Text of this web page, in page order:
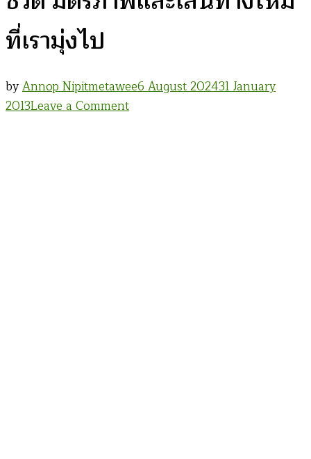
ที่เรามุ่งไป
byAnnop Nipitmetawee6 August 202431 January
2013Leave a Commenton